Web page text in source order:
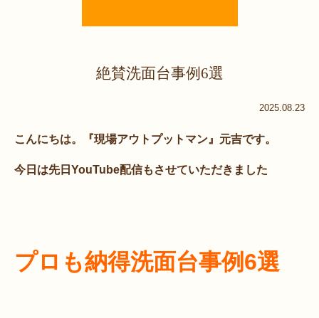
絶賛洗面台事例6選
2025.08.23
こんにちは。『現場アウトプットマン』元吉です。
今日は先日YouTube配信もさせていただきました
プロも納得洗面台事例6選